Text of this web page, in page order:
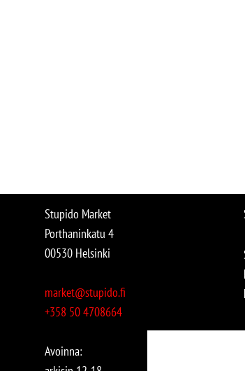
Stupido Market
Porthaninkatu 4
00530 Helsinki
market@stupido.fi
+358 50 4708664
Avoinna: